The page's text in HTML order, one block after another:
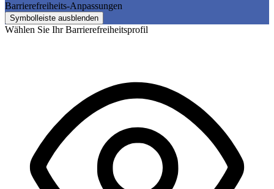
Barrierefreiheits-Anpassungen
Symbolleiste ausblenden
Wählen Sie Ihr Barrierefreiheitsprofil